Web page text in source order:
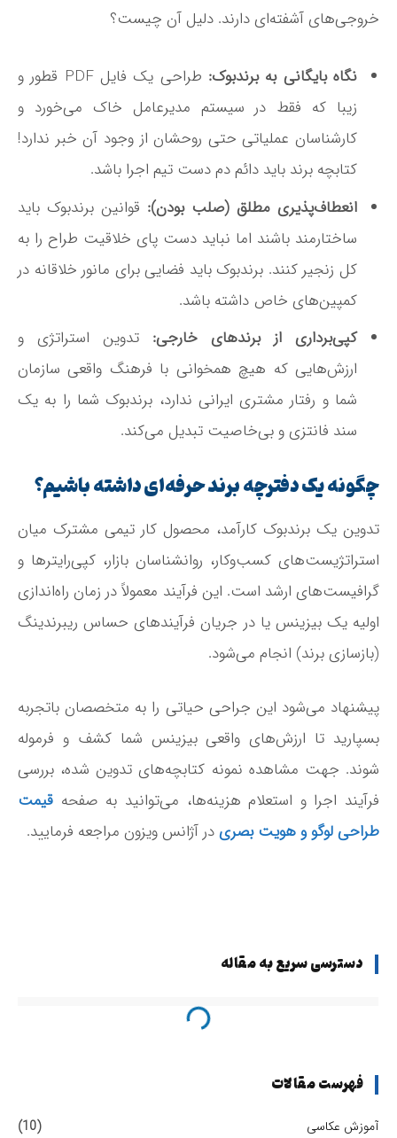
خروجی‌های آشفته‌ای دارند. دلیل آن چیست؟
نگاه بایگانی به برندبوک:
طراحی یک فایل PDF قطور و
زیبا که فقط در سیستم مدیرعامل خاک می‌خورد و
کارشناسان عملیاتی حتی روحشان از وجود آن خبر ندارد!
کتابچه برند باید دائم دم دست تیم اجرا باشد.
انعطاف‌پذیری مطلق (صلب بودن): قوانین برندبوک باید
ساختارمند باشند اما نباید دست پای خلاقیت طراح را به
کل زنجیر کنند. برندبوک باید فضایی برای مانور خلاقانه در
کمپین‌های خاص داشته باشد.
کپی‌برداری از برندهای خارجی: تدوین استراتژی و
ارزش‌هایی که هیچ همخوانی با فرهنگ واقعی سازمان
شما و رفتار مشتری ایرانی ندارد، برندبوک شما را به یک
سند فانتزی و بی‌خاصیت تبدیل می‌کند.
چگونه یک دفترچه برند حرفه‌ای داشته باشیم؟
تدوین یک برندبوک کارآمد، محصول کار تیمی مشترک میان
استراتژیست‌های کسب‌وکار، روانشناسان بازار، کپی‌رایترها و
گرافیست‌های ارشد است. این فرآیند معمولاً در زمان راه‌اندازی
اولیه یک بیزینس یا در جریان فرآیندهای حساس ریبرندینگ
(بازسازی برند) انجام می‌شود.
پیشنهاد می‌شود این جراحی حیاتی را به متخصصان باتجربه
بسپارید تا ارزش‌های واقعی بیزینس شما کشف و فرموله
شوند. جهت مشاهده نمونه کتابچه‌های تدوین شده، بررسی
فرآیند اجرا و استعلام هزینه‌ها، می‌توانید به صفحه قیمت
طراحی لوگو و هویت بصریدر آژانس ویزون مراجعه فرمایید.
دسترسی سریع به مقاله
فهرست مقالات
آموزش عکاسی
(10)